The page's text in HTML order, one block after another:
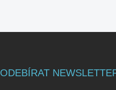
ODEBÍRAT